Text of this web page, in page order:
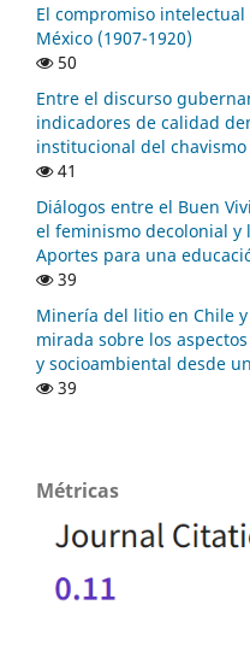
El compromiso intelectual
México (1907-1920)
50
Entre el discurso
indicadores de calidad
institucional del chavismo
41
Diálogos entre el Buen
el feminismo decolonial y
Aportes para una
39
Minería del litio en Chile
mirada sobre los
y socioambiental desde
39
Métricas